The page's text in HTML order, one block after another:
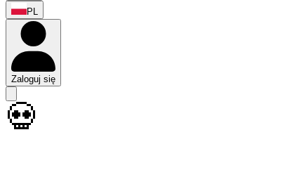
PL
Zaloguj się
💀